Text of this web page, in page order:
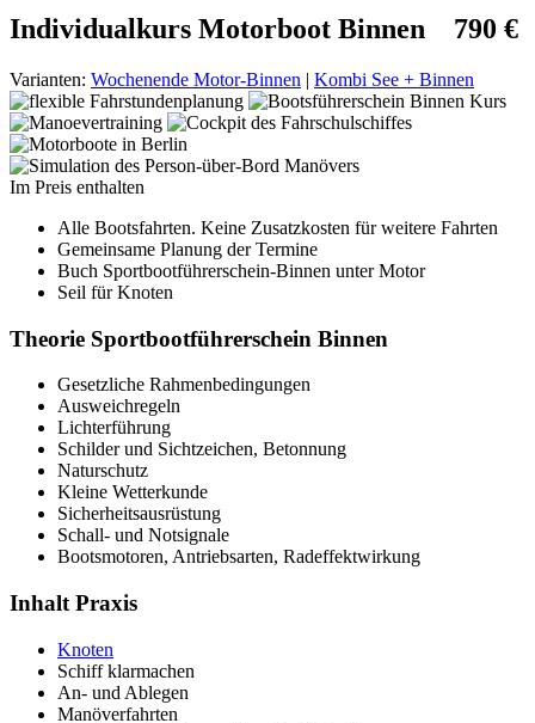
Individualkurs Motorboot Binnen 790 €
Varianten: Wochenende Motor-Binnen | Kombi See + Binnen
Im Preis enthalten
Alle Bootsfahrten. Keine Zusatzkosten für weitere Fahrten
Gemeinsame Planung der Termine
Buch Sportbootführerschein-Binnen unter Motor
Seil für Knoten
Theorie Sportbootführerschein Binnen
Gesetzliche Rahmenbedingungen
Ausweichregeln
Lichterführung
Schilder und Sichtzeichen, Betonnung
Naturschutz
Kleine Wetterkunde
Sicherheitsausrüstung
Schall- und Notsignale
Bootsmotoren, Antriebsarten, Radeffektwirkung
Inhalt Praxis
Knoten
Schiff klarmachen
An- und Ablegen
Manöverfahrten